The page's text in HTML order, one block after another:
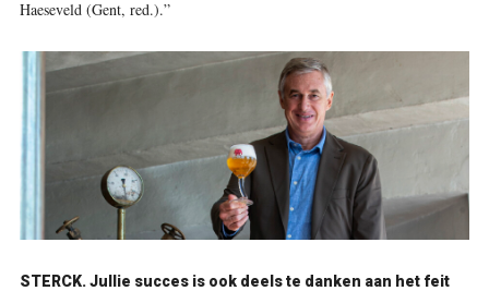
Haeseveld (Gent, red.).”
STERCK. Jullie succes is ook deels te danken aan het feit